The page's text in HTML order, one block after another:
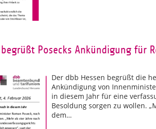
Posecks Ankündigung für
Der dbb Hessen begrüßt die
Ankündigung von
in diesem Jahr für eine
Besoldung sorgen zu wollen.
dem…